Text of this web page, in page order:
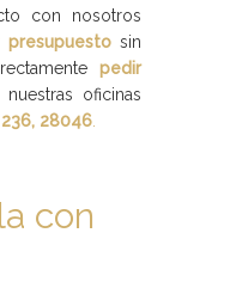
con nosotros
presupuestosin
pedir
oficinas
28046
con